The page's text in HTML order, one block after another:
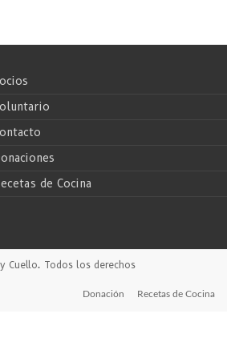
de Cocina
Cuello. Todos los derechos
Donación Recetas de Cocina